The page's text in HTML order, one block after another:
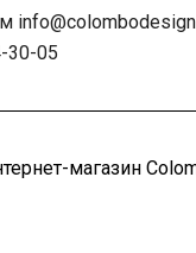
30-05
магазин